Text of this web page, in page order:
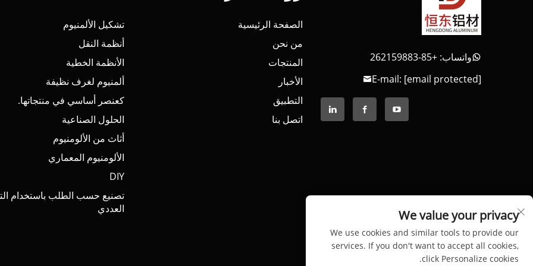
واتساب: +85-262159883
E-mail: [email protected]
الصفحة الرئيسية
من نحن
المنتجات
الأخبار
التطبيق
اتصل بنا
تشكيل الألمنيوم
أنظمة النقل
الأنظمة الخطية
ألمنيوم لغرف نظيفة
كعنصر أساسي في منتجاتها.
الحلول الصناعية
أثاث من الألومنيوم
الألومنيوم المعماري
DIY
تصنيع حسب الطلب باستخدام
العددي
We value your privacy
We use cookies and similar tools to provide our
services. If you don't want to accept all cookies,
click Personalize cookies.